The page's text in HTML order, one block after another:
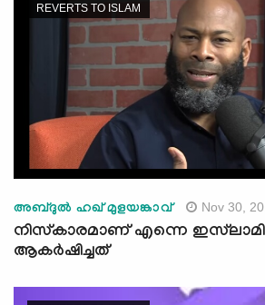
REVERTS TO ISLAM
അബ്ദുല്‍ ഹഖ് മുളയങ്കാവ് Nov 30,
നിസ്‌കാരമാണ് എന്നെ
ആകര്‍ഷിച്ചത്